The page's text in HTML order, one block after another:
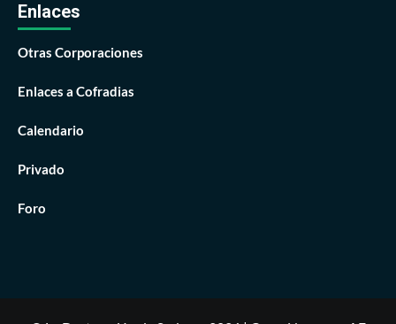
Enlaces
Otras Corporaciones
Enlaces a Cofradias
Calendario
Privado
Foro